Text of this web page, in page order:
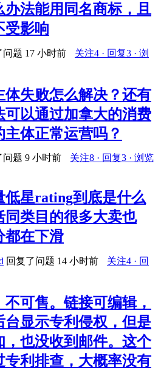
办法能用同名商标，且
受影响
问题 17 小时前
关注4 · 回复3 · 浏
体失败怎么解决？还有
可以通过加拿大的消费
体正常运营吗？
问题 9 小时前
关注8 · 回复3 · 浏览
低星rating到底是什么
同类目的很多大卖也
都在下滑
回复了问题 14 小时前
关注4 · 回
可售。链接可编辑，
台显示专利侵权，但是
，也没收到邮件。这个
专利排查，大概率没有